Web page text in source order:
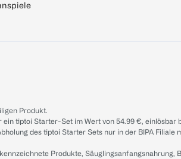
Produkt.
tiptoi Starter-Set im Wert von 54.99 €,
des tiptoi Starter Sets nur in der BIPA
Produkte,